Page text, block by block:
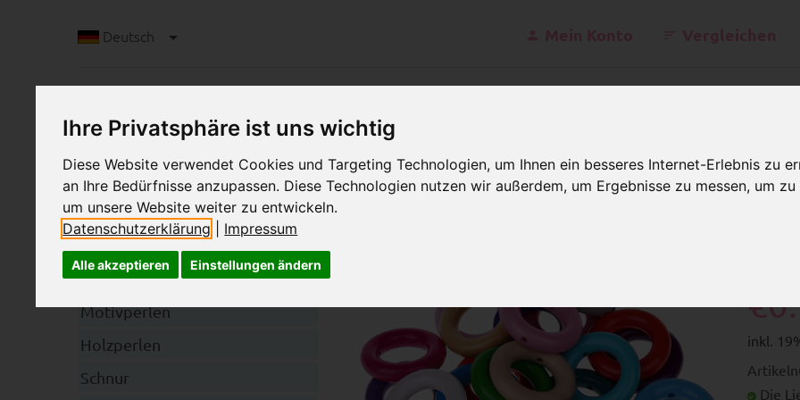
Ihre Privatsphäre ist uns wichtig
Diese Website verwendet Cookies und Targeting Technologien, um Ihnen ein besseres Internet-Erlebnis zu
an Ihre Bedürfnisse anzupassen. Diese Technologien nutzen wir außerdem, um Ergebnisse zu messen, um
um unsere Website weiter zu entwickeln.
Datenschutzerklärung
Impressum
Alle akzeptieren Einstellungen ändern
Deutsch
Mo - Fr
inkl.
Die
Kategorien
Schnullerkettenclips
Motivperlen
Holzperlen
Schnur